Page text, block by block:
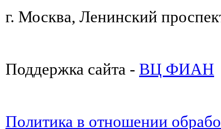
г. Москва, Ленинский
Поддержка сайта - ВЦ ФИАН
Политика в отношении